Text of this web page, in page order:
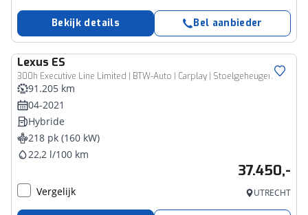
Bekijk details Bel aanbieder
Lexus ES
300h Executive Line Limited | BTW-Auto | Carplay | Stoelgeheugen |
91.205 km
04-2021
Hybride
218 pk (160 kW)
22,2 l/100 km
37.450,-
Vergelijk UTRECHT